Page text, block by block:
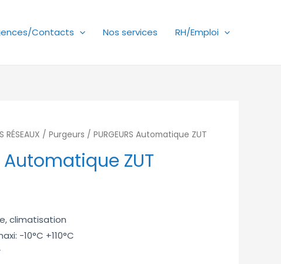
Contacts Nos services RH/Emploi
RÉSEAUX /Purgeurs / PURGEURS Automatique ZUT
Automatique ZUT
climatisation
-10°C +110°C